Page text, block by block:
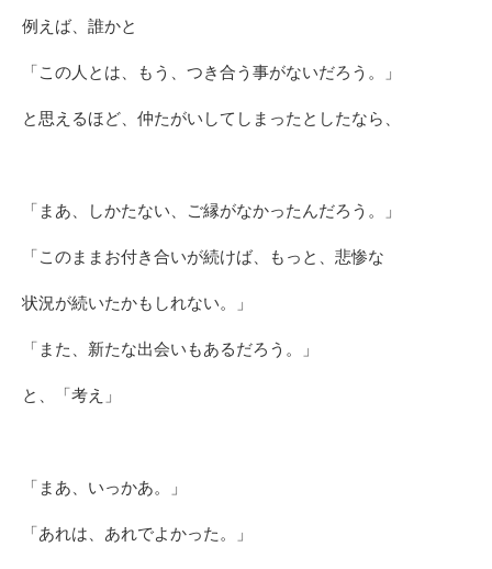
例えば、誰かと
「この人とは、もう、つき合う事がないだろう。」
と思えるほど、仲たがいしてしまったとしたなら、
「まあ、しかたない、ご縁がなかったんだろう。」
「このままお付き合いが続けば、もっと、悲惨な
状況が続いたかもしれない。」
「また、新たな出会いもあるだろう。」
と、「考え」
「まあ、いっかあ。」
「あれは、あれでよかった。」